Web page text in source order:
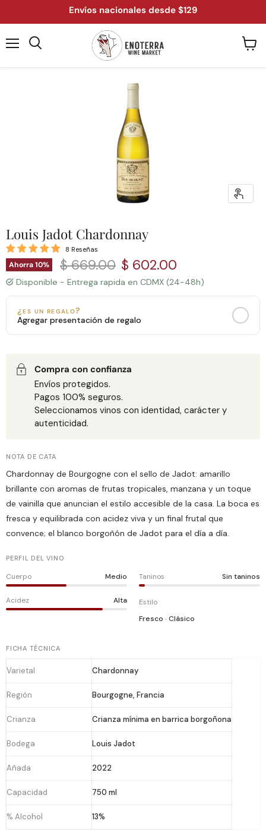
Envíos nacionales desde $129
Louis Jadot Chardonnay
8 Reseñas
Ahorra10% Precio original
$ 669.00 Precio actual
$ 602.00
Disponible - Entrega rapida en CDMX (24-48h)
¿es un regalo?
Agregar presentación de regalo
Compra con confianza
Envíos protegidos.
Pagos 100% seguros.
Seleccionamos vinos con identidad, carácter y
autenticidad.
NOTA DE CATA
Chardonnay de Bourgogne con el sello de Jadot: amarillo
brillante con aromas de frutas tropicales, manzana y un toque
de vainilla que anuncian el estilo accesible de la casa. La boca es
fresca y equilibrada con acidez viva y un final frutal que
convence; el blanco borgoñón de Jadot para el día a día.
PERFIL DEL VINO
Cuerpo Medio Taninos Sin taninos
Acidez Alta
Estilo
Fresco · Clásico
FICHA TÉCNICA
Varietal Chardonnay
Región Bourgogne, Francia
Crianza Crianza mínima en barrica borgoñona
Bodega Louis Jadot
Añada 2022
Capacidad 750 ml
% Alcohol 13%